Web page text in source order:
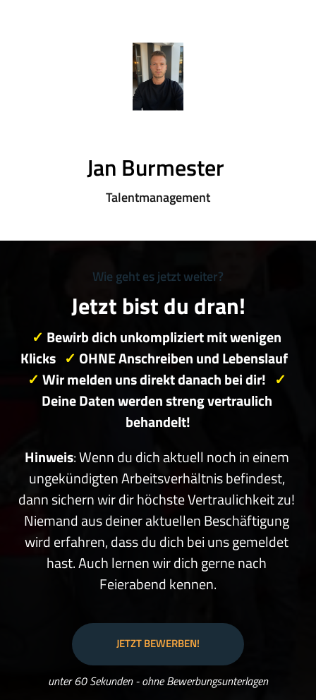
Jan Burmester
Talentmanagement
Wie geht es jetzt weiter?
Jetzt bist du dran!
✓ Bewirb dich unkompliziert mit
Klicks ✓ OHNE Anschreiben und Lebenslauf
✓ Wir melden uns direkt danach bei dir! ✓
Deine Daten werden streng
behandelt!
Hinweis: Wenn du dich aktuell noch in
ungekündigten Arbeitsverhältnis
dann sichern wir dir höchste Vertraulichkeit
Niemand aus deiner aktuellen
wird erfahren, dass du dich bei uns
hast. Auch lernen wir dich gerne
Feierabend kennen.
JETZT BEWERBEN!
unter 60 Sekunden - ohne Bewerbungsunterlagen